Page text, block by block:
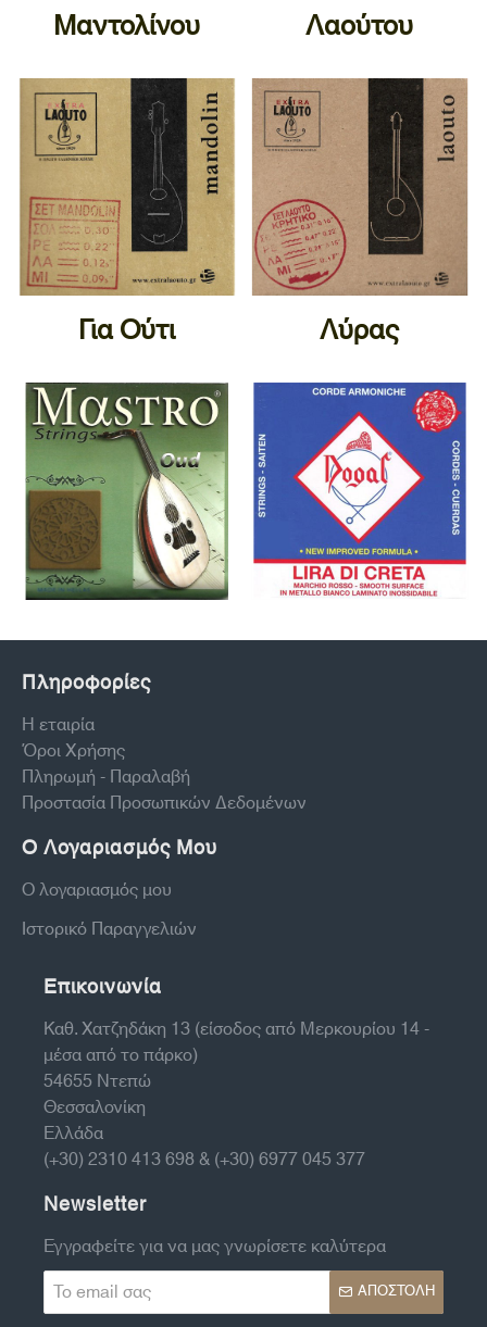
Μαντολίνου Λαούτου
Για Ούτι Λύρας
Πληροφορίες
Η εταιρία
Όροι Χρήσης
Πληρωμή - Παραλαβή
Προστασία Προσωπικών Δεδομένων
Ο Λογαριασμός Μου
Ο λογαριασμός μου
Ιστορικό Παραγγελιών
Επικοινωνία
Καθ. Χατζηδάκη 13 (είσοδος από Μερκουρίου 14 -
μέσα από το πάρκο)
54655 Ντεπώ
Θεσσαλονίκη
Ελλάδα
(+30) 2310 413 698 & (+30) 6977 045 377
Newsletter
Εγγραφείτε για να μας γνωρίσετε καλύτερα
Το
email
ΑΠΟΣΤΟΛΉ